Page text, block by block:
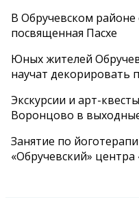
В Обручевском
посвященная Пасхе
Юных жителей
научат декорировать
Экскурсии и арт-
Воронцово в
Занятие по
«Обручевский» центра